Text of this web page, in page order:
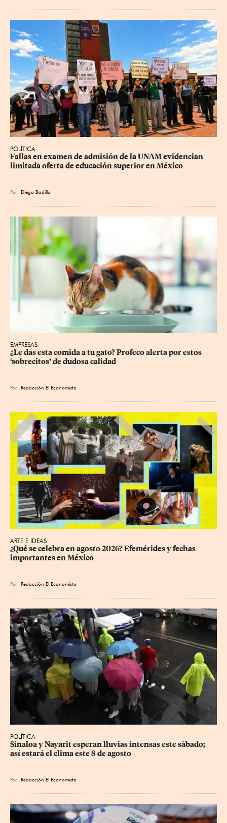
POLÍTICA
Fallas en examen de admisión de la UNAM evidencian
limitada oferta de educación superior en México
Por Diego Badillo
EMPRESAS
¿Le das esta comida a tu gato? Profeco alerta por estos
‘sobrecitos’ de dudosa calidad
Por Redacción El Economista
ARTE E IDEAS
¿Qué se celebra en agosto 2026? Efemérides y fechas
importantes en México
Por Redacción El Economista
POLÍTICA
Sinaloa y Nayarit esperan lluvias intensas este sábado;
así estará el clima este 8 de agosto
Por Redacción El Economista